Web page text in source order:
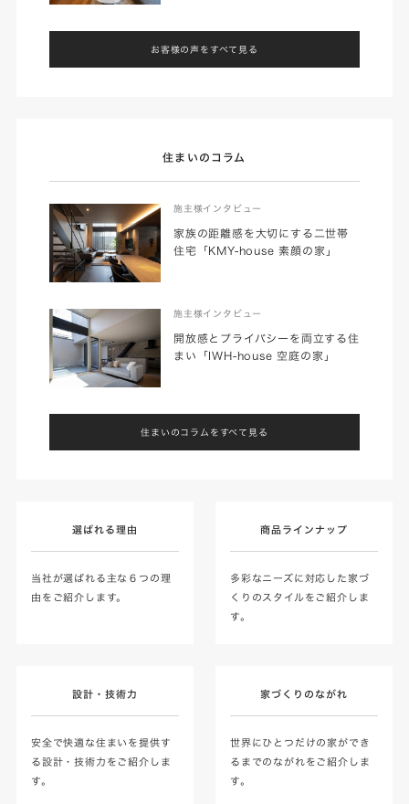
お客様の声をすべて見る
住まいのコラム
施主様インタビュー
家族の距離感を大切にする二世帯
住宅「KMY-house 素顔の家」
施主様インタビュー
開放感とプライバシーを両立する住
まい「IWH-house 空庭の家」
住まいのコラムをすべて見る
選ばれる理由
当社が選ばれる主な６つの理
由をご紹介します。
商品ラインナップ
多彩なニーズに対応した家づ
くりのスタイルをご紹介しま
す。
設計・技術力
安全で快適な住まいを提供す
る設計・技術力をご紹介しま
す。
家づくりのながれ
世界にひとつだけの家ができ
るまでのながれをご紹介しま
す。